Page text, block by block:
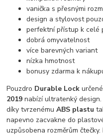
vanička s přesnými
design a stylovost
perfektní přístup k celé
dobrá omyvatelnost
více barevných variant
nízka hmotnost
bonusy zdarma k
Pouzdro Durable Lock
2019 nabízí ultratenký
díky tvrzenémuABS plastu
napevno zacvakne do
uzpůsobena rozměrům